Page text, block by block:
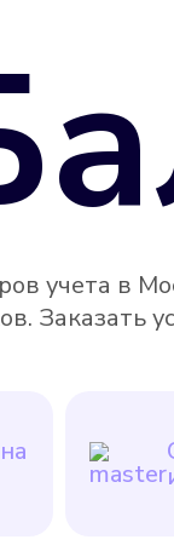
учета в
Заказать